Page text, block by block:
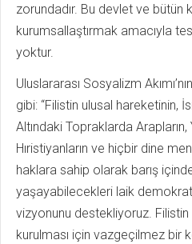
zorundadır. Bu devlet ve bütün
kurumsallaştırmak amacıyla
yoktur.
Uluslararası Sosyalizm
gibi: “Filistin ulusal hareketinin,
Altındaki Topraklarda Arapların,
Hıristiyanların ve hiçbir dine
haklara sahip olarak barış
yaşayabilecekleri laik
vizyonunu destekliyoruz. Filistin
kurulması için vazgeçilmez bir